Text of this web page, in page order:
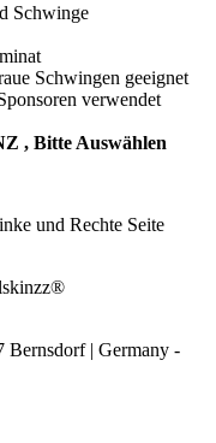
Schwinge
Schwingen geeignet
verwendet
, Bitte Auswählen
und Rechte Seite
Bernsdorf | Germany -